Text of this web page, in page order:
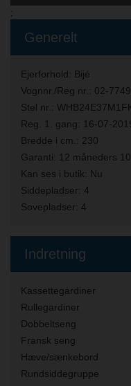
;
Generelt
Ejerforhold: Bijé
Vognnr./Reg nr.: 02-7749
Stel nr.:
Reg. 1. gang: 16-07-
Bredde i cm.: 230
Garanti: 12 måneders
Kan ses i butik: Nu
Siddepladser: 4
Sovepladser: 4
Indretning
Kassettegardiner
Rullegardiner
Dobbeltseng
Fransk seng
Hæve/sænkebord
Rundsiddegruppe